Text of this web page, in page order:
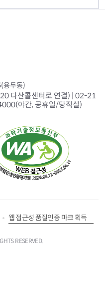
용두동)
다산콜센터로 연결) | 02-21
야간, 공휴일/당직실)
웹 접근성 품질인증 마크 획득
RESERVED.